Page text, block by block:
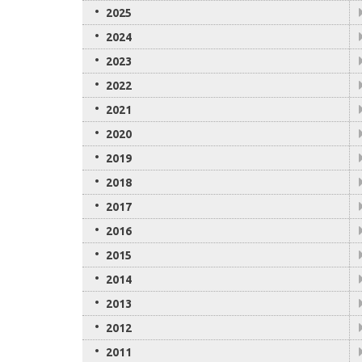
2025
2024
2023
2022
2021
2020
2019
2018
2017
2016
2015
2014
2013
2012
2011